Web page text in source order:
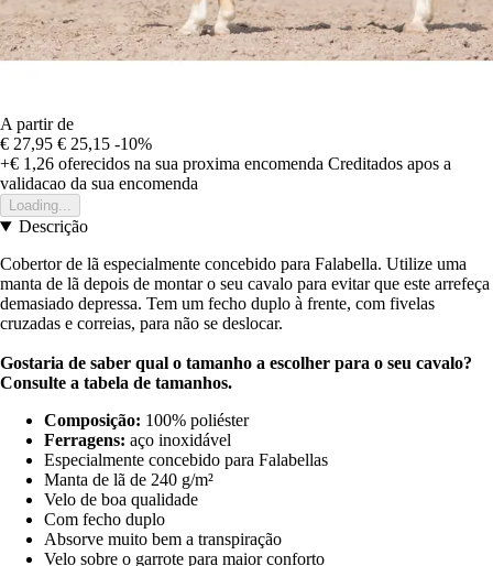
A partir de
€ 27,95 € 25,15 -10%
+€ 1,26 oferecidos na sua proxima encomenda Creditados apos a
validacao da sua encomenda
Loading...
Descrição
Cobertor de lã especialmente concebido para Falabella. Utilize uma
manta de lã depois de montar o seu cavalo para evitar que este arrefeça
demasiado depressa. Tem um fecho duplo à frente, com fivelas
cruzadas e correias, para não se deslocar.
Gostaria de saber qual o tamanho a escolher para o seu cavalo?
Consulte a tabela de tamanhos.
Composição: 100% poliéster
Ferragens: aço inoxidável
Especialmente concebido para Falabellas
Manta de lã de 240 g/m²
Velo de boa qualidade
Com fecho duplo
Absorve muito bem a transpiração
Velo sobre o garrote para maior conforto